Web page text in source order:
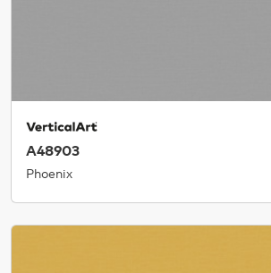
A48903
Phoenix